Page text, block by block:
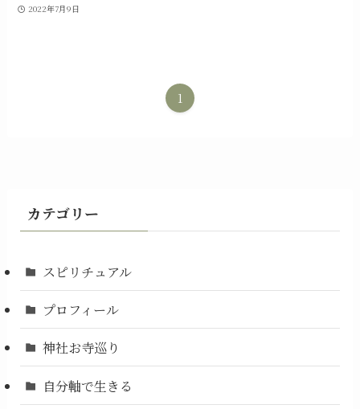
2022年7月9日
1
カテゴリー
スピリチュアル
プロフィール
神社お寺巡り
自分軸で生きる